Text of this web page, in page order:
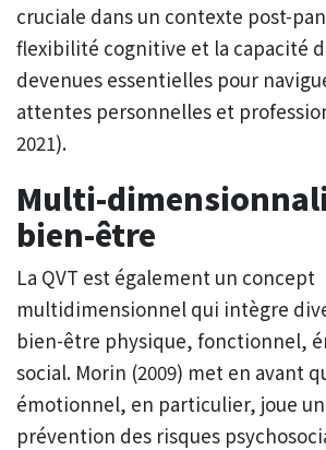
cruciale dans un contexte post-
flexibilité cognitive et la capacité
devenues essentielles pour
attentes personnelles et
2021).
Multi-
bien-être
La QVT est également un concept
multidimensionnel qui intègre
bien-être physique, fonctionnel,
social. Morin (2009) met en avant
émotionnel, en particulier, joue
prévention des risques